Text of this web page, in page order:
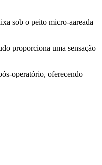
sob o peito micro-aareada
proporciona uma sensação
operatório, oferecendo